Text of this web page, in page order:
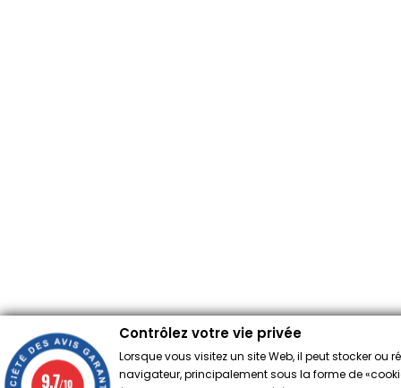
Contrôlez votre vie privée
Lorsque vous visitez un site Web, il peut stocker ou
navigateur, principalement sous la forme de
9.7/10